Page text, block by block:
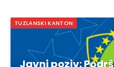
TUZLANSKI KANTON
Javni poziv: